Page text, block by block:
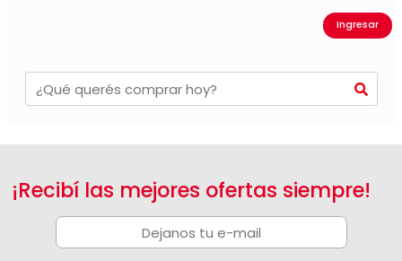
Ingresar
¡Recibí las mejores ofertas siempre!